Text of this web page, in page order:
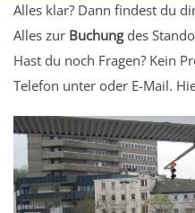
Alles klar? Dann findest du
Alles zur Buchungdes
Hast du noch Fragen? Kein
Telefon unter oder E-Mail.